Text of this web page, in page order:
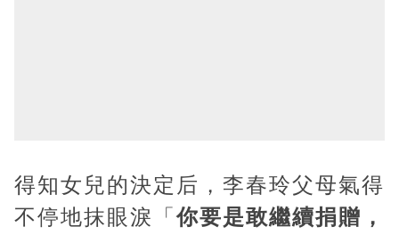
得知女兒的決定后，李春玲父母氣得
不停地抹眼淚「你要是敢繼續捐贈，